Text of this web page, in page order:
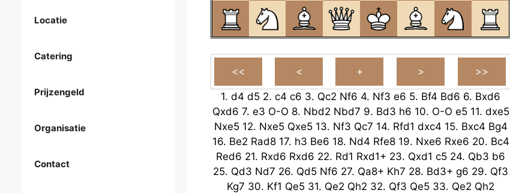
1. d4 d5 2. c4 c6 3. Qc2 Nf6 4. Nf3 e6 5. Bf4 Bd6 6. Bxd6
Qxd6 7. e3 O-O 8. Nbd2 Nbd7 9. Bd3 h6 10. O-O e5 11. dxe5
Nxe5 12. Nxe5 Qxe5 13. Nf3 Qc7 14. Rfd1 dxc4 15. Bxc4 Bg4
16. Be2 Rad8 17. h3 Be6 18. Nd4 Rfe8 19. Nxe6 Rxe6 20. Bc4
Red6 21. Rxd6 Rxd6 22. Rd1 Rxd1+ 23. Qxd1 c5 24. Qb3 b6
25. Qd3 Nd7 26. Qd5 Nf6 27. Qa8+ Kh7 28. Bd3+ g6 29. Qf3
Kg7 30. Kf1 Qe5 31. Qe2 Qh2 32. Qf3 Qe5 33. Qe2 Qh2
Locatie
Catering
Prijzengeld
Organisatie
Contact